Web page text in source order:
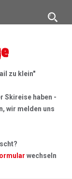
zu klein"
Skireise haben -
wir melden uns
wechseln